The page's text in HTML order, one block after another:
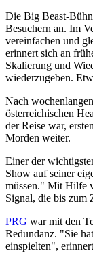
Die Big Beast-
Besuchern an. Im
vereinfachen und
erinnert sich an
Skalierung und
wiederzugeben.
Nach
österreichischen
der Reise war,
Morden weiter.
Einer der
Show auf seiner
müssen." Mit Hilfe
Signal, die bis zum
PRG war mit den
Redundanz. "Sie
einspielten",